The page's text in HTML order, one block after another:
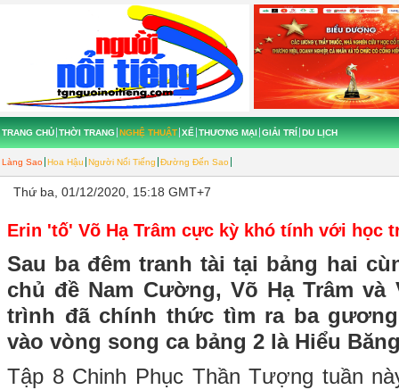
TRANG CHỦ THỜI TRANG NGHỆ THUẬT
Làng Sao Hoa Hậu Người Nổi Tiếng Đường Đến Sao
XẾ THƯƠNG MẠI GIẢI TRÍ DU LỊCH
Thứ ba, 01/12/2020, 15:18 GMT+7
Erin 'tố' Võ Hạ Trâm cực kỳ khó tính với học
Sau ba đêm tranh tài tại bảng hai
chủ đề Nam Cường, Võ Hạ Trâm và
trình đã chính thức tìm ra ba
vào vòng song ca bảng 2 là Hiểu
Tập 8 Chinh Phục Thần Tượng tuần